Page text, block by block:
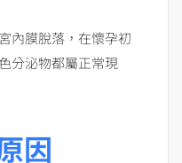
內膜脫落，在懷孕初
分泌物都屬正常現
因